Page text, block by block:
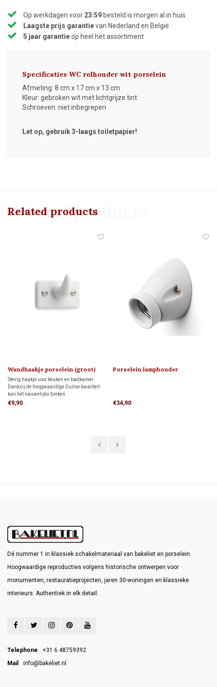
Op werkdagen voor 23:59 besteld is morgen al in huis
Laagste prijs garantievan Nederland en België
5 jaar garantieop heel het assortiment
Specificaties WC rolhouder wit porselein
Afmeting: 8 cm x 17 cm x 13 cm
Kleur: gebroken wit met lichtgrijze tint
Schroeven: niet inbegrepen
Let op, gebruik 3-laags toiletpapier!
Related products
Related products
Wandhaakje porselein (groot)
1920
Stevig haakje voor keuken en badkamer.
Dankzij de hoogwaardige Duitse kwaliteit
kan het nauwelijks breken.
€9,90
Porselein lamphouder
€34,90
Dé nummer 1 in klassiek schakelmateriaal van bakeliet en porselein.
Hoogwaardige reproducties volgens historische ontwerpen voor
monumenten, restauratieprojecten, jaren 30-woningen en klassieke
interieurs. Authentiek in elk detail.
Telephone
+31 6 48759392
Mail
info@bakeliet.nl